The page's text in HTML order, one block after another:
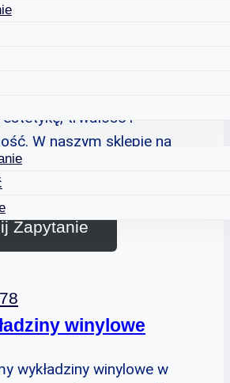
bogaty
gamę produktów,
trwałość i
W naszym sklepie na
to czego
Zapytanie
winylowe
wykładziny winylowe w